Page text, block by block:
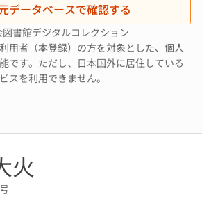
データベースで確認する
図書館デジタルコレクション
用者（本登録）の方を対象とした、個人
です。ただし、日本国外に居住している
スを利用できません。
火